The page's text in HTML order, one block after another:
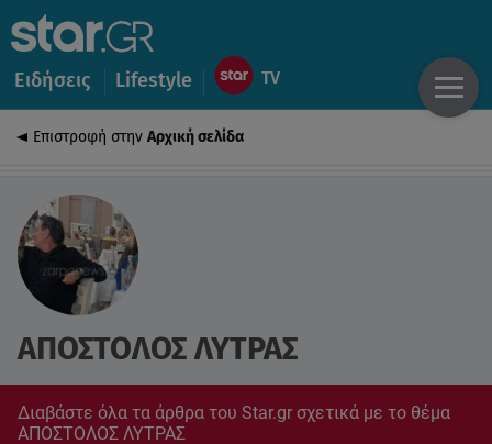
Ειδήσεις Lifestyle
Επιστροφή στην Αρχική σελίδα
ΑΠΟΣΤΟΛΟΣ ΛΥΤΡΑΣ
Διαβάστε όλα τα άρθρα του Star.gr σχετικά με το θέμα
ΑΠΟΣΤΟΛΟΣ ΛΥΤΡΑΣ